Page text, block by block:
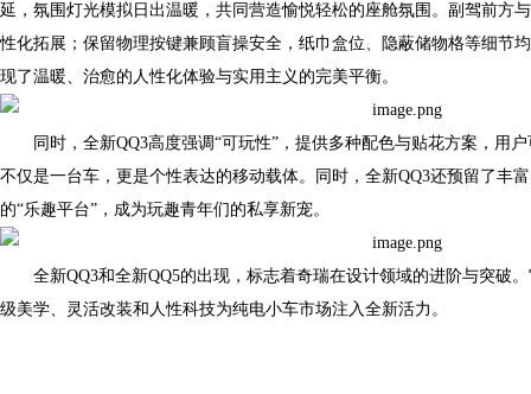
延，氛围灯光模拟日出温暖，共同营造愉悦轻松的座舱氛围。副驾前方
性化拓展；保留物理按键兼顾盲操安全，纸巾盒位、隐蔽储物格等细节
现了温暖、治愈的人性化体验与实用主义的完美平衡。
同时，全新QQ3高度强调“可玩性”，提供多种配色与贴花方案，用
不仅是一台车，更是个性表达的移动载体。同时，全新QQ3还预留了丰
的“乐趣平台”，成为玩趣青年们的私享新宠。
全新QQ3和全新QQ5的出现，标志着奇瑞在设计领域的进阶与突破
级美学、灵活改装和人性科技为纯电小车市场注入全新活力。